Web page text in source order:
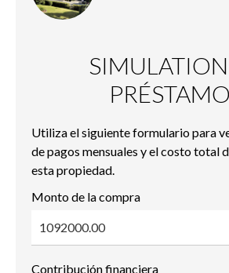
Utiliza el siguiente formulario para
de pagos mensuales y el costo total
esta propiedad.
Monto de la compra
Contribución financiera